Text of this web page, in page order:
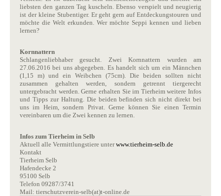
liebsten den ganzen Tag kuscheln. Ebenso verspielt und neugierig
ist der kleine Stubentiger. Er geht gern auf Entdeckungstouren und
möchte die Welt erkunden. Wer möchte Seppi kennen und lieben
lernen?
Kornnattern
Schlangenliebhaber gesucht. Zwei Kornnattern wurden am
27.06.2016 bei uns abgegeben. Es handelt sich um ein Männchen
(1,15 m) und ein Weibchen (75cm). Die beiden sollten nicht
zusammen gehalten werden, sondern getrennt tiergerecht
untergebracht werden. Gerne erhalten Sie im Tierheim weitere Infos
und Tipps zur Haltung. Die beiden befinden sich nicht direkt bei
uns im Heim, sondern Privat. Gerne können Sie einen Termin
vereinbaren um die Zwei kennen zu lernen.
Infos zum Tierheim in Selb
Aktuell alle Vermittlungstiere unterwww.tierheim-selb.de
Kontakt
Tierheim Selb
Hafendecke 2
95100 Selb
Telefon 09287/3741
Mail: tierschutzverein-selb(at)t-online.de